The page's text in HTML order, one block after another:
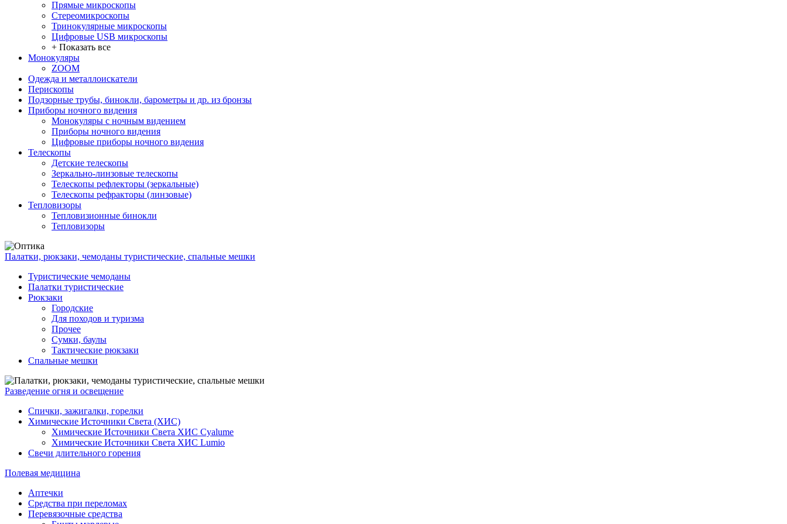
Прямые микроскопы
Стереомикроскопы
Тринокулярные микроскопы
Цифровые USB микроскопы
+ Показать все
Монокуляры
ZOOM
Одежда и металлоискатели
Перископы
Подзорные трубы, бинокли, барометры и др. из бронзы
Приборы ночного видения
Монокуляры с ночным видением
Приборы ночного видения
Цифровые приборы ночного видения
Телескопы
Детские телескопы
Зеркально-линзовые телескопы
Телескопы рефлекторы (зеркальные)
Телескопы рефракторы (линзовые)
Тепловизоры
Тепловизионные бинокли
Тепловизоры
Палатки, рюкзаки, чемоданы туристические, спальные мешки
Туристические чемоданы
Палатки туристические
Рюкзаки
Городские
Для походов и туризма
Прочее
Сумки, баулы
Тактические рюкзаки
Спальные мешки
Разведение огня и освещение
Спички, зажигалки, горелки
Химические Источники Света (ХИС)
Химические Источники Света ХИС Cyalume
Химические Источники Света ХИС Lumio
Свечи длительного горения
Полевая медицина
Аптечки
Средства при переломах
Перевязочные средства